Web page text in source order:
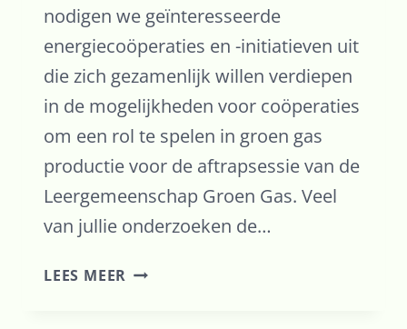
nodigen we geïnteresseerde
energiecoöperaties en -initiatieven uit
die zich gezamenlijk willen verdiepen
in de mogelijkheden voor coöperaties
om een rol te spelen in groen gas
productie voor de aftrapsessie van de
Leergemeenschap Groen Gas. Veel
van jullie onderzoeken de…
LEES MEER UITNODIGING